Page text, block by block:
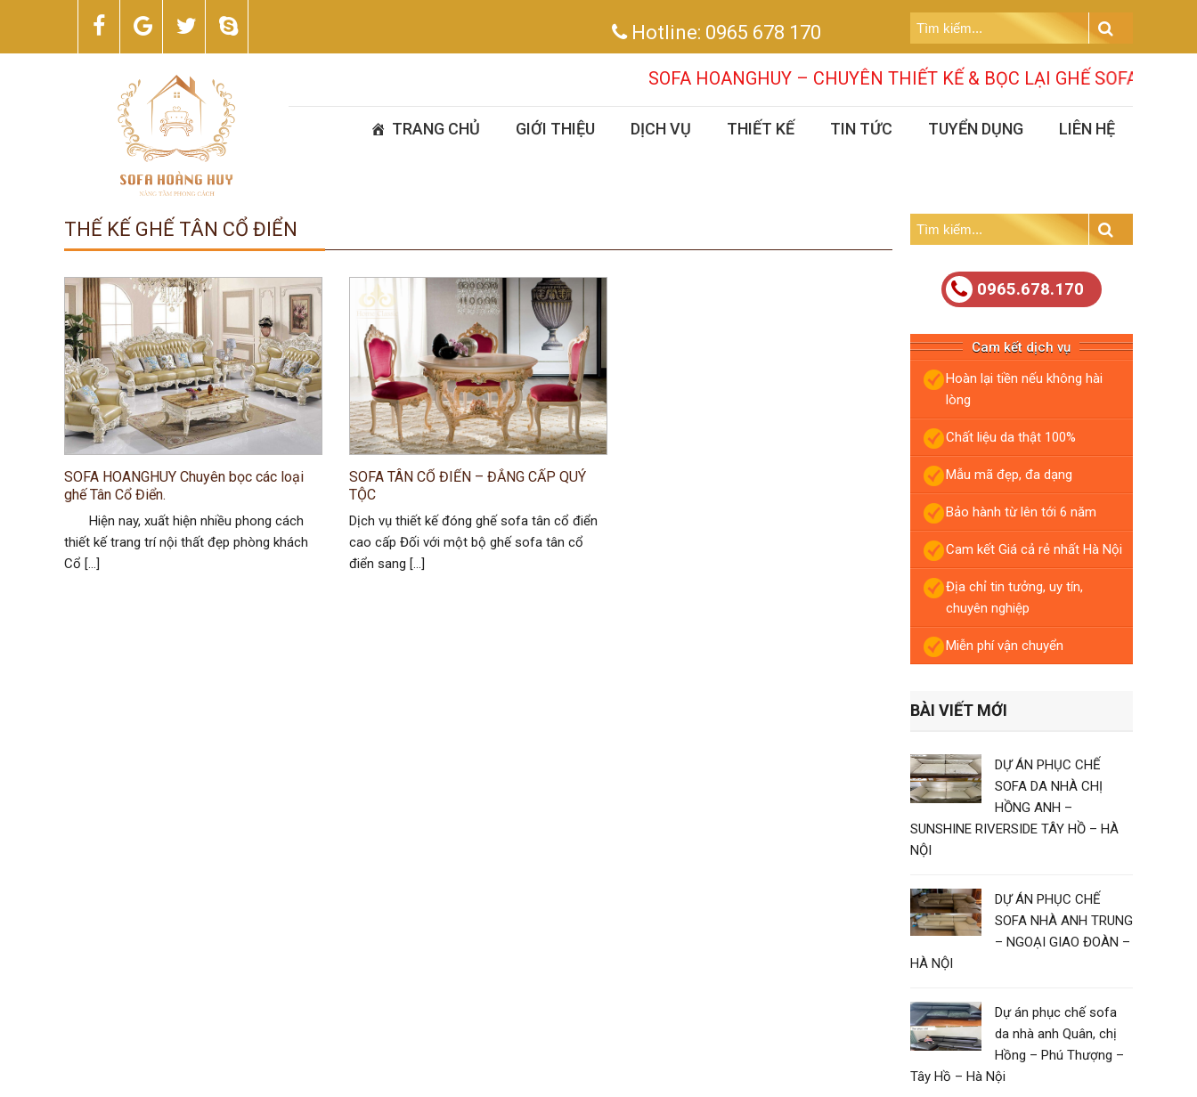
Hotline: 0965 678 170
Tìm
kiếm:
Search
SOFA HOANGHUY – CHUYÊN THIẾT KẾ & BỌC LẠI GHẾ SOFA CÁC
TRANG CHỦ GIỚI THIỆU DỊCH VỤ THIẾT KẾ TIN TỨC TUYỂN DỤNG LIÊN HỆ
THẾ KẾ GHẾ TÂN CỔ ĐIỂN
SOFA HOANGHUY Chuyên bọc các loại
ghế Tân Cổ Điển.
Hiện nay, xuất hiện nhiều phong cách
thiết kế trang trí nội thất đẹp phòng khách
Cổ […]
SOFA TÂN CỔ ĐIỂN – ĐẲNG CẤP QUÝ
TỘC
Dịch vụ thiết kế đóng ghế sofa tân cổ điển
cao cấp Đối với một bộ ghế sofa tân cổ
điển sang […]
Tìm
kiếm:
0965.678.170
Cam kết dịch vụ
Hoàn lại tiền nếu không hài
lòng
Chất liệu da thật 100%
Mẫu mã đẹp, đa dạng
Bảo hành từ lên tới 6 năm
Cam kết Giá cả rẻ nhất Hà Nội
Địa chỉ tin tưởng, uy tín,
chuyên nghiệp
Miễn phí vận chuyển
BÀI VIẾT MỚI
DỰ ÁN PHỤC CHẾ
SOFA DA NHÀ CHỊ
HỒNG ANH –
SUNSHINE RIVERSIDE TÂY HỒ – HÀ
NỘI
DỰ ÁN PHỤC CHẾ
SOFA NHÀ ANH TRUNG
– NGOẠI GIAO ĐOÀN –
HÀ NỘI
Dự án phục chế sofa
da nhà anh Quân, chị
Hồng – Phú Thượng –
Tây Hồ – Hà Nội